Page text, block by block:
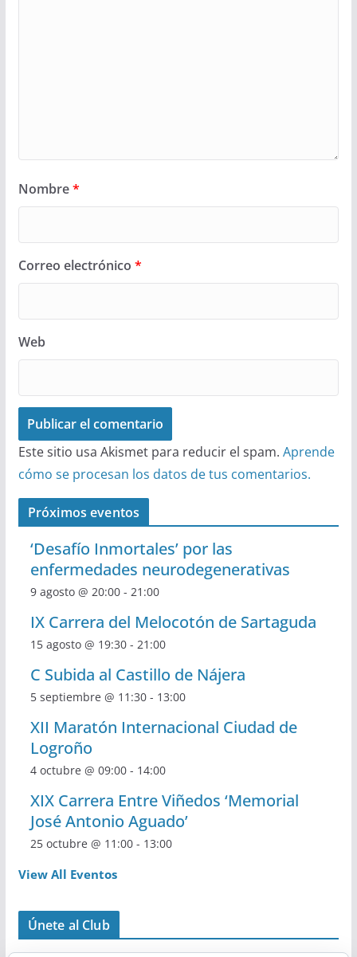
Nombre*
Correo electrónico *
Web
Este sitio usa Akismet para reducir el spam. Aprende
cómo se procesan los datos de tus comentarios.
Próximos eventos
‘Desafío Inmortales’ por las
enfermedades neurodegenerativas
9 agosto @ 20:00- 21:00
IX Carrera del Melocotón de Sartaguda
15 agosto @ 19:30- 21:00
C Subida al Castillo de Nájera
5 septiembre @ 11:30- 13:00
XII Maratón Internacional Ciudad de
Logroño
4 octubre @ 09:00- 14:00
XIX Carrera Entre Viñedos ‘Memorial
José Antonio Aguado’
25 octubre @ 11:00- 13:00
View All Eventos
Únete al Club